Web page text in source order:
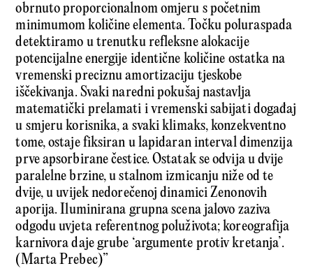
obrnuto proporcionalnom omjeru s početnim
minimumom količine elementa. Točku poluraspada
detektiramo u trenutku refleksne alokacije
potencijalne energije identične količine ostatka na
vremenski preciznu amortizaciju tjeskobe
iščekivanja. Svaki naredni pokušaj nastavlja
matematički prelamati i vremenski sabijati događaj
u smjeru korisnika, a svaki klimaks, konzekventno
tome, ostaje fiksiran u lapidaran interval dimenzija
prve apsorbirane čestice. Ostatak se odvija u dvije
paralelne brzine, u stalnom izmicanju niže od te
dvije, u uvijek nedorečenoj dinamici Zenonovih
aporija. Iluminirana grupna scena jalovo zaziva
odgodu uvjeta referentnog poluživota; koreografija
karnivora daje grube ‘argumente protiv kretanja’.
(Marta Prebec)”